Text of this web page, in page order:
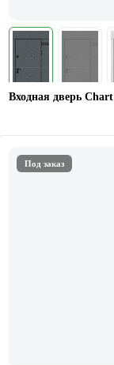
Входная дверь
Под заказ